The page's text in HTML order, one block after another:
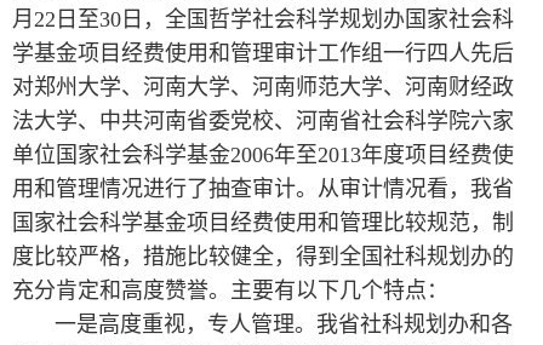
月22日至30日，全国哲学社会科学规划办国家社会科
学基金项目经费使用和管理审计工作组一行四人先后
对郑州大学、河南大学、河南师范大学、河南财经政
法大学、中共河南省委党校、河南省社会科学院六家
单位国家社会科学基金2006年至2013年度项目经费使
用和管理情况进行了抽查审计。从审计情况看，我省
国家社会科学基金项目经费使用和管理比较规范，制
度比较严格，措施比较健全，得到全国社科规划办的
充分肯定和高度赞誉。主要有以下几个特点：
一是高度重视，专人管理。我省社科规划办和各